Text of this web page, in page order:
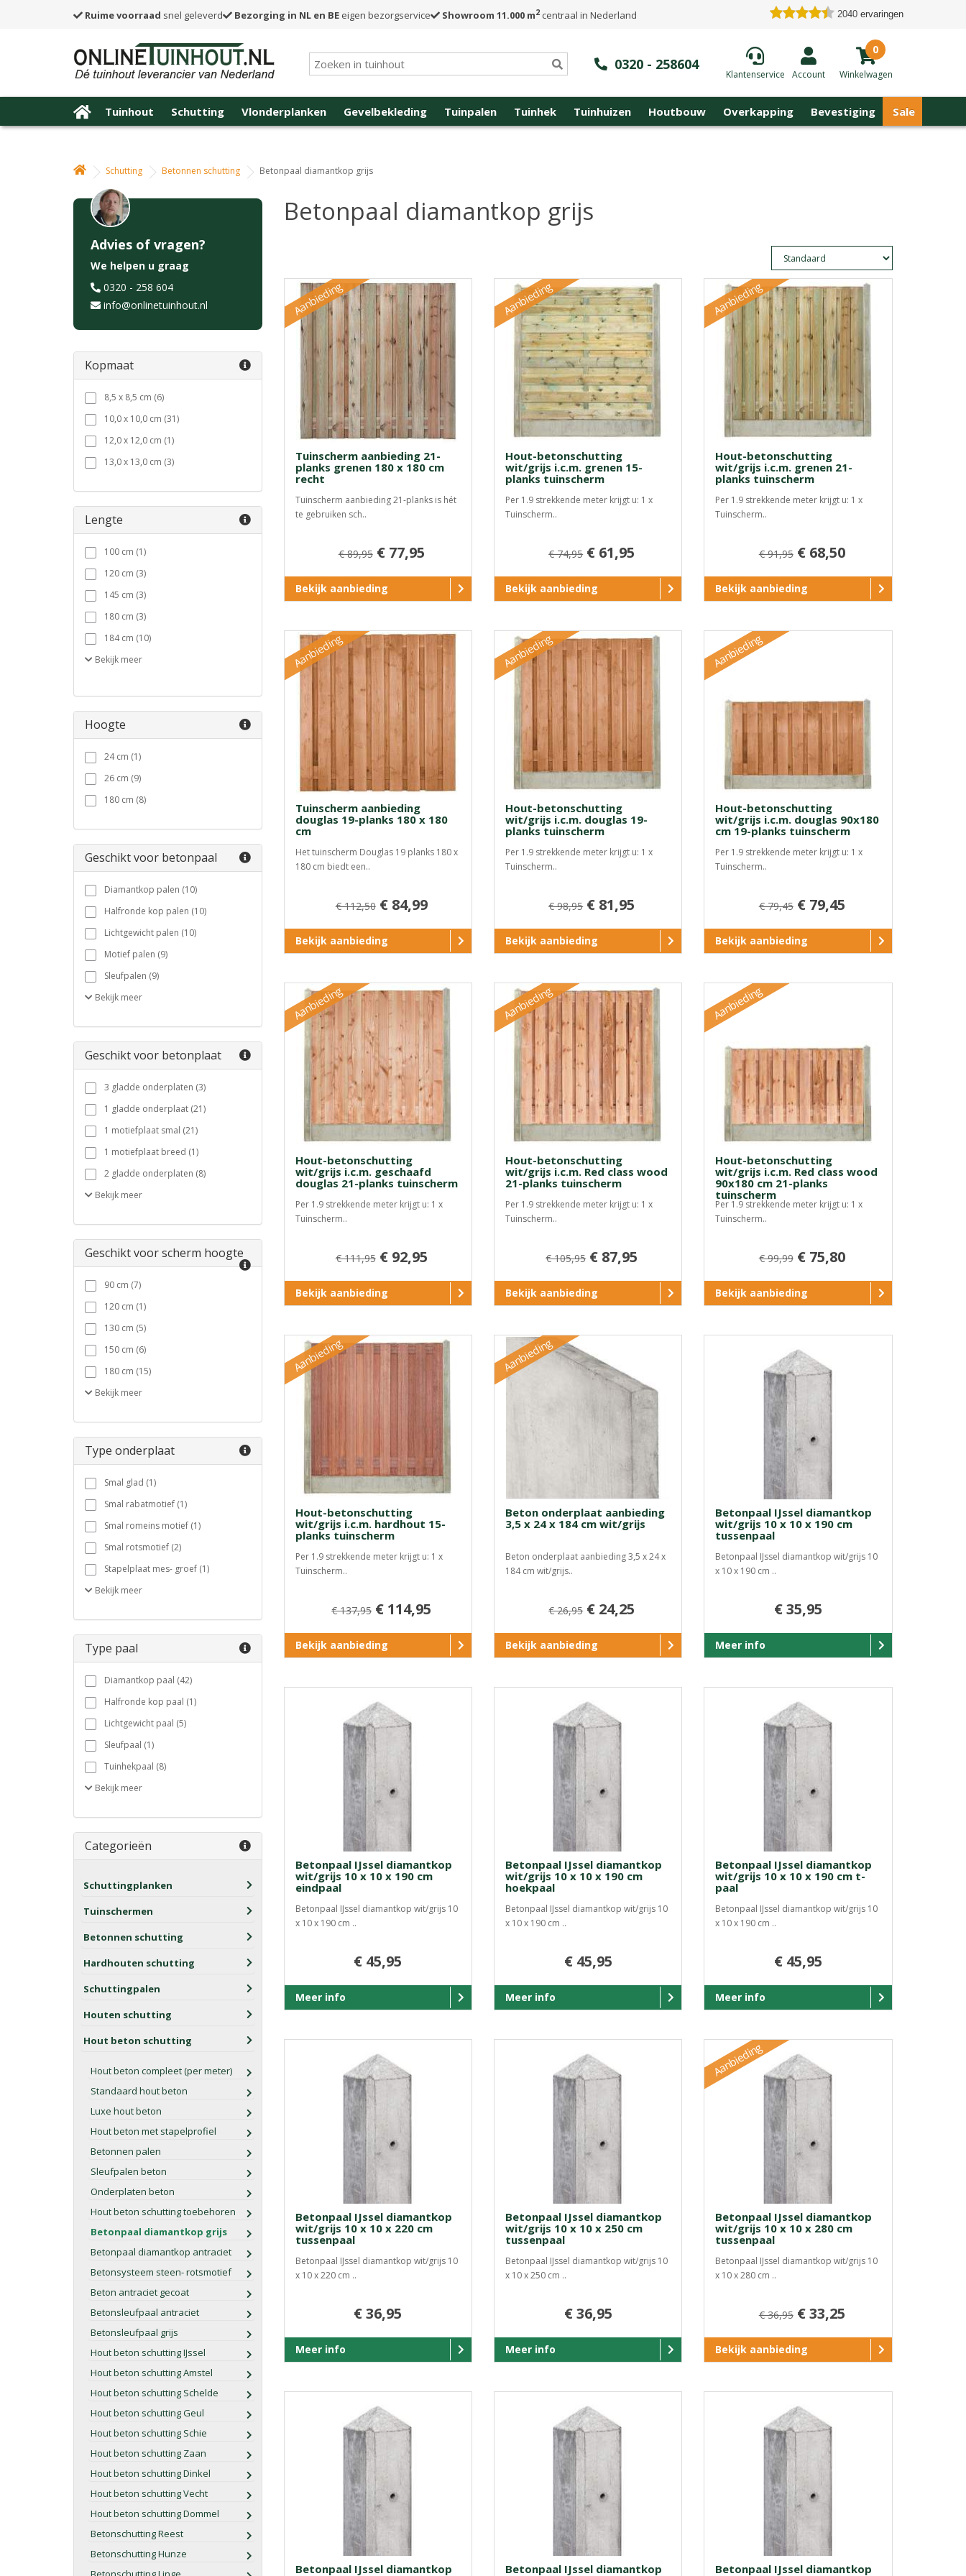
Ruime voorraad snel geleverd Bezorging in NL en BE eigen bezorgservice Showroom 11.000 m2centraal in Nederland 2040 ervaringen
0320 - 258604
Klantenservice Account
0
Winkelwagen
Tuinhout Schutting Vlonderplanken Gevelbekleding Tuinpalen Tuinhek Tuinhuizen Houtbouw Overkapping Bevestiging Sale
Schutting Betonnen schutting Betonpaal diamantkop grijs
Advies of vragen?
We helpen u graag
0320 - 258 604
info@onlinetuinhout.nl
Kopmaat
8,5 x 8,5 cm (6)
10,0 x 10,0 cm (31)
12,0 x 12,0 cm (1)
13,0 x 13,0 cm (3)
Lengte
100 cm (1)
120 cm (3)
145 cm (3)
180 cm (3)
184 cm (10)
Bekijk meer
Hoogte
24 cm (1)
26 cm (9)
180 cm (8)
Geschikt voor betonpaal
Diamantkop palen (10)
Halfronde kop palen (10)
Lichtgewicht palen (10)
Motief palen (9)
Sleufpalen (9)
Bekijk meer
Geschikt voor betonplaat
3 gladde onderplaten (3)
1 gladde onderplaat (21)
1 motiefplaat smal (21)
1 motiefplaat breed (1)
2 gladde onderplaten (8)
Bekijk meer
Geschikt voor scherm hoogte
90 cm (7)
120 cm (1)
130 cm (5)
150 cm (6)
180 cm (15)
Bekijk meer
Type onderplaat
Smal glad (1)
Smal rabatmotief (1)
Smal romeins motief (1)
Smal rotsmotief (2)
Stapelplaat mes- groef (1)
Bekijk meer
Type paal
Diamantkop paal (42)
Halfronde kop paal (1)
Lichtgewicht paal (5)
Sleufpaal (1)
Tuinhekpaal (8)
Bekijk meer
Categorieën
Schuttingplanken
Tuinschermen
Betonnen schutting
Hardhouten schutting
Schuttingpalen
Houten schutting
Hout beton schutting
Hout beton compleet (per meter)
Standaard hout beton
Luxe hout beton
Hout beton met stapelprofiel
Betonnen palen
Sleufpalen beton
Onderplaten beton
Hout beton schutting toebehoren
Betonpaal diamantkop grijs
Betonpaal diamantkop antraciet
Betonsysteem steen- rotsmotief
Beton antraciet gecoat
Betonsleufpaal antraciet
Betonsleufpaal grijs
Hout beton schutting IJssel
Hout beton schutting Amstel
Hout beton schutting Schelde
Hout beton schutting Geul
Hout beton schutting Schie
Hout beton schutting Zaan
Hout beton schutting Dinkel
Hout beton schutting Vecht
Hout beton schutting Dommel
Betonschutting Reest
Betonschutting Hunze
Betonpaal diamantkop grijs
Aanbieding
Tuinscherm aanbieding 21-
planks grenen 180 x 180 cm
recht
Tuinscherm aanbieding 21-planks is hét
te gebruiken sch..
€ 89,95 € 77,95
Bekijk aanbieding
Aanbieding
Hout-betonschutting
wit/grijs i.c.m. grenen 15-
planks tuinscherm
Per 1.9 strekkende meter krijgt u: 1 x
Tuinscherm..
€ 74,95 € 61,95
Bekijk aanbieding
Aanbieding
Hout-betonschutting
wit/grijs i.c.m. grenen 21-
planks tuinscherm
Per 1.9 strekkende meter krijgt u: 1 x
Tuinscherm..
€ 91,95 € 68,50
Bekijk aanbieding
Aanbieding
Tuinscherm aanbieding
douglas 19-planks 180 x 180
cm
Het tuinscherm Douglas 19 planks 180 x
180 cm biedt een..
€ 112,50 € 84,99
Bekijk aanbieding
Aanbieding
Hout-betonschutting
wit/grijs i.c.m. douglas 19-
planks tuinscherm
Per 1.9 strekkende meter krijgt u: 1 x
Tuinscherm..
€ 98,95 € 81,95
Bekijk aanbieding
Aanbieding
Hout-betonschutting
wit/grijs i.c.m. douglas 90x180
cm 19-planks tuinscherm
Per 1.9 strekkende meter krijgt u: 1 x
Tuinscherm..
€ 79,45 € 79,45
Bekijk aanbieding
Aanbieding
Hout-betonschutting
wit/grijs i.c.m. geschaafd
douglas 21-planks tuinscherm
Per 1.9 strekkende meter krijgt u: 1 x
Tuinscherm..
€ 111,95 € 92,95
Bekijk aanbieding
Aanbieding
Hout-betonschutting
wit/grijs i.c.m. Red class wood
21-planks tuinscherm
Per 1.9 strekkende meter krijgt u: 1 x
Tuinscherm..
€ 105,95 € 87,95
Bekijk aanbieding
Aanbieding
Hout-betonschutting
wit/grijs i.c.m. Red class wood
90x180 cm 21-planks
tuinscherm
Per 1.9 strekkende meter krijgt u: 1 x
Tuinscherm..
€ 99,99 € 75,80
Bekijk aanbieding
Aanbieding
Hout-betonschutting
wit/grijs i.c.m. hardhout 15-
planks tuinscherm
Per 1.9 strekkende meter krijgt u: 1 x
Tuinscherm..
€ 137,95 € 114,95
Bekijk aanbieding
Aanbieding
Beton onderplaat aanbieding
3,5 x 24 x 184 cm wit/grijs
Beton onderplaat aanbieding 3,5 x 24 x
184 cm wit/grijs..
€ 26,95 € 24,25
Bekijk aanbieding
Betonpaal IJssel diamantkop
wit/grijs 10 x 10 x 190 cm
tussenpaal
Betonpaal IJssel diamantkop wit/grijs 10
x 10 x 190 cm ..
€ 35,95
Meer info
Betonpaal IJssel diamantkop
wit/grijs 10 x 10 x 190 cm
eindpaal
Betonpaal IJssel diamantkop wit/grijs 10
x 10 x 190 cm ..
€ 45,95
Meer info
Betonpaal IJssel diamantkop
wit/grijs 10 x 10 x 190 cm
hoekpaal
Betonpaal IJssel diamantkop wit/grijs 10
x 10 x 190 cm ..
€ 45,95
Meer info
Betonpaal IJssel diamantkop
wit/grijs 10 x 10 x 190 cm t-
paal
Betonpaal IJssel diamantkop wit/grijs 10
x 10 x 190 cm ..
€ 45,95
Meer info
Betonpaal IJssel diamantkop
wit/grijs 10 x 10 x 220 cm
tussenpaal
Betonpaal IJssel diamantkop wit/grijs 10
x 10 x 220 cm ..
€ 36,95
Meer info
Betonpaal IJssel diamantkop
wit/grijs 10 x 10 x 250 cm
tussenpaal
Betonpaal IJssel diamantkop wit/grijs 10
x 10 x 250 cm ..
€ 36,95
Meer info
Aanbieding
Betonpaal IJssel diamantkop
wit/grijs 10 x 10 x 280 cm
tussenpaal
Betonpaal IJssel diamantkop wit/grijs 10
x 10 x 280 cm ..
€ 36,95 € 33,25
Bekijk aanbieding
Betonpaal IJssel diamantkop
Betonpaal IJssel diamantkop
Betonpaal IJssel diamantkop